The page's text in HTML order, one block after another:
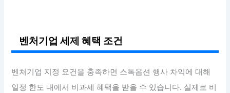
벤처기업 세제 혜택 조건
벤처기업 지정 요건을 충족하면 스톡옵션 행사 차익에 대해
일정 한도 내에서 비과세 혜택을 받을 수 있습니다. 실제로 비